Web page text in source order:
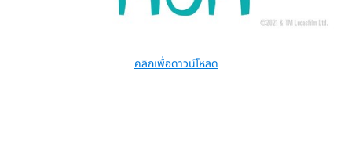
คลิกเพื่อดาวน์โหลด